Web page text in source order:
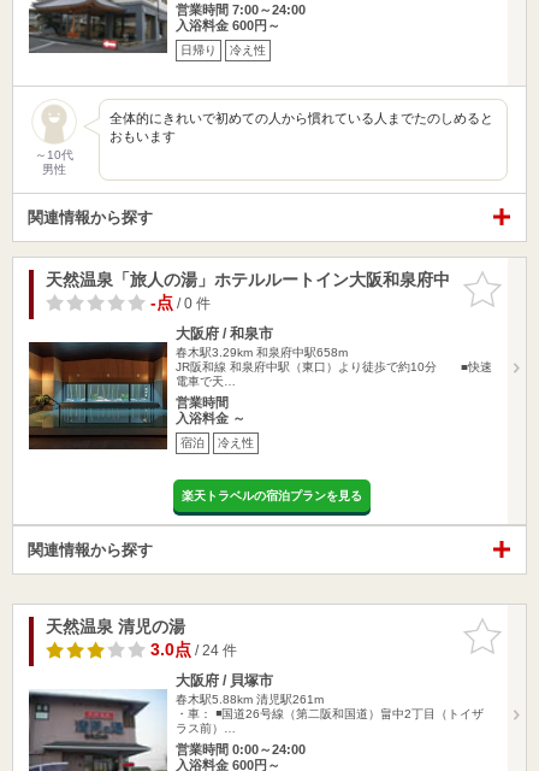
営業時間 7:00～24:00
入浴料金 600円～
日帰り 冷え性
～10代
男性
全体的にきれいで初めての人から慣れている人までたのしめると
おもいます
関連情報から探す
お気に入
りに追加
天然温泉「旅人の湯」ホテルルートイン大阪和泉府中
-点/ 0 件
大阪府 / 和泉市
春木駅3.29km 和泉府中駅658m
JR阪和線 和泉府中駅（東口）より徒歩で約10分 ■快速
電車で天…
営業時間
入浴料金 ～
宿泊 冷え性
楽天トラベルの宿泊プランを見る
関連情報から探す
お気に入
りに追加
天然温泉 清児の湯
3.0点/ 24 件
大阪府 / 貝塚市
春木駅5.88km 清児駅261m
・車： ◾️国道26号線（第二阪和国道）畠中2丁目（トイザ
ラス前）…
営業時間 0:00～24:00
入浴料金 600円～